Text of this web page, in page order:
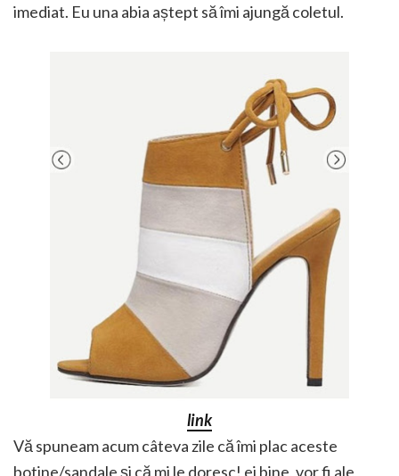
imediat. Eu una abia aștept să îmi ajungă coletul.
link
Vă spuneam acum câteva zile că îmi plac aceste
botine/sandale și că mi le doresc! ei bine, vor fi ale